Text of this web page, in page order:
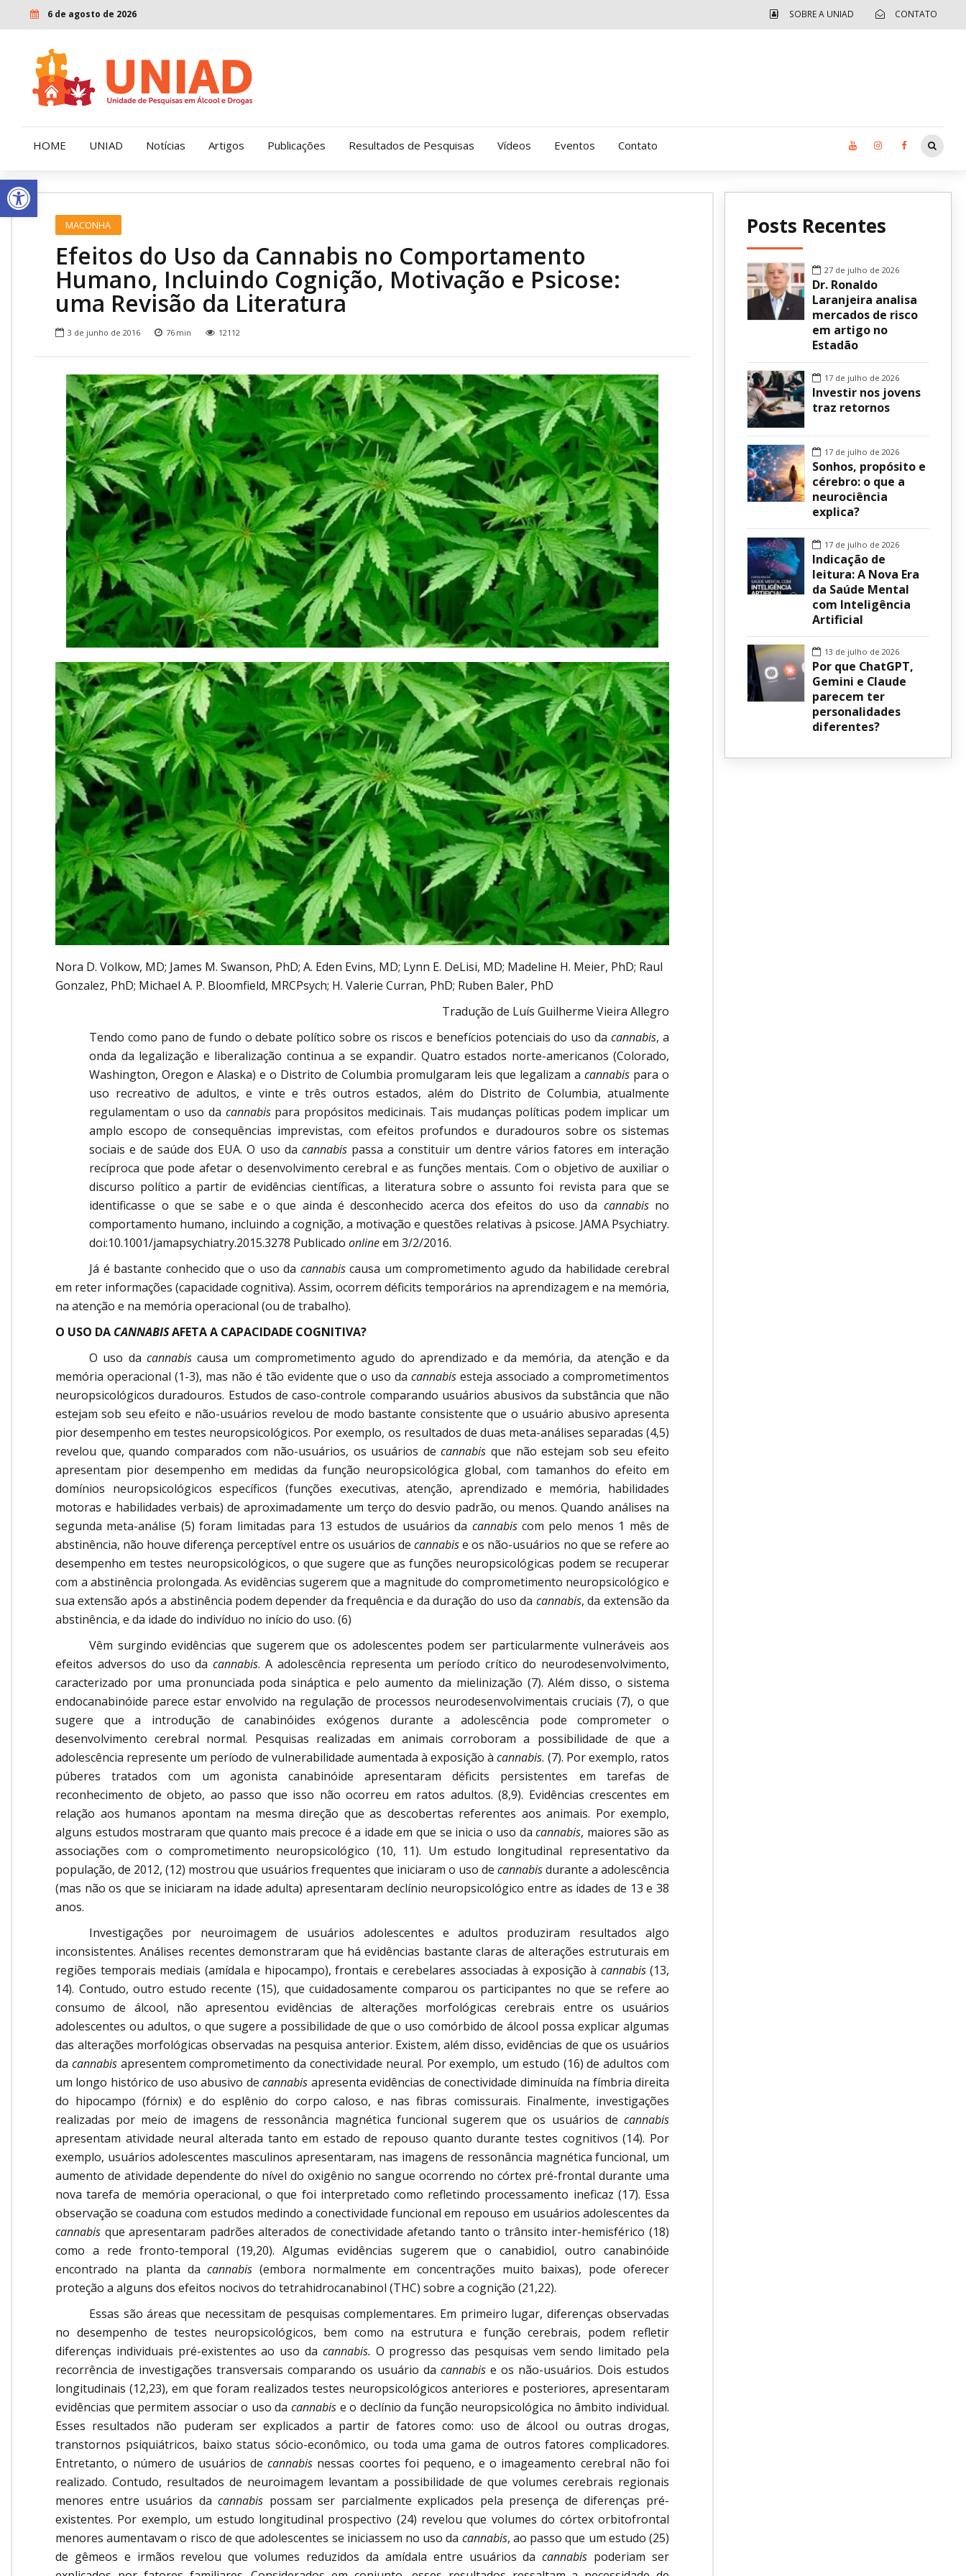
Open toolbar
6 de agosto de 2026 SOBRE A UNIAD CONTATO
HOME UNIAD
Nossa História
Nossa Missão e Valores
Ronaldo Laranjeira recebe prêmio ISAJE
Griffith Edwards
Amor-Exigente Independência Jovem – FOLIA
Revista UNIAD
Notícias Artigos Publicações Resultados de Pesquisas Vídeos Eventos Contato
MACONHA
Efeitos do Uso da Cannabis no Comportamento
Humano, Incluindo Cognição, Motivação e Psicose:
uma Revisão da Literatura
3 de junho de 2016 76 min 12112
Nora D. Volkow, MD; James M. Swanson, PhD; A. Eden Evins, MD; Lynn E. DeLisi, MD; Madeline H. Meier, PhD; Raul
Gonzalez, PhD; Michael A. P. Bloomfield, MRCPsych; H. Valerie Curran, PhD; Ruben Baler, PhD
Tradução de Luís Guilherme Vieira Allegro
Tendo como pano de fundo o debate político sobre os riscos e benefícios potenciais do uso dacannabis, a
onda da legalização e liberalização continua a se expandir. Quatro estados norte-americanos (Colorado,
Washington, Oregon e Alaska) e o Distrito de Columbia promulgaram leis que legalizam acannabis para o
uso recreativo de adultos, e vinte e três outros estados, além do Distrito de Columbia, atualmente
regulamentam o uso da cannabispara propósitos medicinais. Tais mudanças políticas podem implicar um
amplo escopo de consequências imprevistas, com efeitos profundos e duradouros sobre os sistemas
sociais e de saúde dos EUA. O uso da cannabis passa a constituir um dentre vários fatores em interação
recíproca que pode afetar o desenvolvimento cerebral e as funções mentais. Com o objetivo de auxiliar o
discurso político a partir de evidências científicas, a literatura sobre o assunto foi revista para que se
identificasse o que se sabe e o que ainda é desconhecido acerca dos efeitos do uso da cannabisno
comportamento humano, incluindo a cognição, a motivação e questões relativas à psicose. JAMA Psychiatry.
doi:10.1001/jamapsychiatry.2015.3278 Publicadoonlineem 3/2/2016.
Já é bastante conhecido que o uso da cannabiscausa um comprometimento agudo da habilidade cerebral
em reter informações (capacidade cognitiva). Assim, ocorrem déficits temporários na aprendizagem e na memória,
na atenção e na memória operacional (ou de trabalho).
O USO DA CANNABISAFETA A CAPACIDADE COGNITIVA?
O uso da cannabiscausa um comprometimento agudo do aprendizado e da memória, da atenção e da
memória operacional (1-3), mas não é tão evidente que o uso dacannabis esteja associado a comprometimentos
neuropsicológicos duradouros. Estudos de caso-controle comparando usuários abusivos da substância que não
estejam sob seu efeito e não-usuários revelou de modo bastante consistente que o usuário abusivo apresenta
pior desempenho em testes neuropsicológicos. Por exemplo, os resultados de duas meta-análises separadas (4,5)
revelou que, quando comparados com não-usuários, os usuários decannabisque não estejam sob seu efeito
apresentam pior desempenho em medidas da função neuropsicológica global, com tamanhos do efeito em
domínios neuropsicológicos específicos (funções executivas, atenção, aprendizado e memória, habilidades
motoras e habilidades verbais) de aproximadamente um terço do desvio padrão, ou menos. Quando análises na
segunda meta-análise (5) foram limitadas para 13 estudos de usuários da cannabiscom pelo menos 1 mês de
abstinência, não houve diferença perceptível entre os usuários decannabise os não-usuários no que se refere ao
desempenho em testes neuropsicológicos, o que sugere que as funções neuropsicológicas podem se recuperar
com a abstinência prolongada. As evidências sugerem que a magnitude do comprometimento neuropsicológico e
sua extensão após a abstinência podem depender da frequência e da duração do uso da cannabis, da extensão da
abstinência, e da idade do indivíduo no início do uso. (6)
Vêm surgindo evidências que sugerem que os adolescentes podem ser particularmente vulneráveis aos
efeitos adversos do uso dacannabis. A adolescência representa um período crítico do neurodesenvolvimento,
caracterizado por uma pronunciada poda sináptica e pelo aumento da mielinização (7). Além disso, o sistema
endocanabinóide parece estar envolvido na regulação de processos neurodesenvolvimentais cruciais (7), o que
sugere que a introdução de canabinóides exógenos durante a adolescência pode comprometer o
desenvolvimento cerebral normal. Pesquisas realizadas em animais corroboram a possibilidade de que a
adolescência represente um período de vulnerabilidade aumentada à exposição àcannabis. (7). Por exemplo, ratos
púberes tratados com um agonista canabinóide apresentaram déficits persistentes em tarefas de
reconhecimento de objeto, ao passo que isso não ocorreu em ratos adultos. (8,9). Evidências crescentes em
relação aos humanos apontam na mesma direção que as descobertas referentes aos animais. Por exemplo,
alguns estudos mostraram que quanto mais precoce é a idade em que se inicia o uso dacannabis, maiores são as
associações com o comprometimento neuropsicológico (10, 11). Um estudo longitudinal representativo da
população, de 2012, (12) mostrou que usuários frequentes que iniciaram o uso de cannabisdurante a adolescência
(mas não os que se iniciaram na idade adulta) apresentaram declínio neuropsicológico entre as idades de 13 e 38
anos.
Investigações por neuroimagem de usuários adolescentes e adultos produziram resultados algo
inconsistentes. Análises recentes demonstraram que há evidências bastante claras de alterações estruturais em
regiões temporais mediais (amídala e hipocampo), frontais e cerebelares associadas à exposição à cannabis(13,
14). Contudo, outro estudo recente (15), que cuidadosamente comparou os participantes no que se refere ao
consumo de álcool, não apresentou evidências de alterações morfológicas cerebrais entre os usuários
adolescentes ou adultos, o que sugere a possibilidade de que o uso comórbido de álcool possa explicar algumas
das alterações morfológicas observadas na pesquisa anterior. Existem, além disso, evidências de que os usuários
da cannabisapresentem comprometimento da conectividade neural. Por exemplo, um estudo (16) de adultos com
um longo histórico de uso abusivo decannabis apresenta evidências de conectividade diminuída na fímbria direita
do hipocampo (fórnix) e do esplênio do corpo caloso, e nas fibras comissurais. Finalmente, investigações
realizadas por meio de imagens de ressonância magnética funcional sugerem que os usuários de cannabis
apresentam atividade neural alterada tanto em estado de repouso quanto durante testes cognitivos (14). Por
exemplo, usuários adolescentes masculinos apresentaram, nas imagens de ressonância magnética funcional, um
aumento de atividade dependente do nível do oxigênio no sangue ocorrendo no córtex pré-frontal durante uma
nova tarefa de memória operacional, o que foi interpretado como refletindo processamento ineficaz (17). Essa
observação se coaduna com estudos medindo a conectividade funcional em repouso em usuários adolescentes da
cannabis que apresentaram padrões alterados de conectividade afetando tanto o trânsito inter-hemisférico (18)
como a rede fronto-temporal (19,20). Algumas evidências sugerem que o canabidiol, outro canabinóide
encontrado na planta dacannabis (embora normalmente em concentrações muito baixas), pode oferecer
proteção a alguns dos efeitos nocivos do tetrahidrocanabinol (THC) sobre a cognição (21,22).
Essas são áreas que necessitam de pesquisas complementares. Em primeiro lugar, diferenças observadas
no desempenho de testes neuropsicológicos, bem como na estrutura e função cerebrais, podem refletir
diferenças individuais pré-existentes ao uso da cannabis. O progresso das pesquisas vem sendo limitado pela
recorrência de investigações transversais comparando os usuário da cannabis e os não-usuários. Dois estudos
longitudinais (12,23), em que foram realizados testes neuropsicológicos anteriores e posteriores, apresentaram
evidências que permitem associar o uso da cannabis e o declínio da função neuropsicológica no âmbito individual.
Esses resultados não puderam ser explicados a partir de fatores como: uso de álcool ou outras drogas,
transtornos psiquiátricos, baixo status sócio-econômico, ou toda uma gama de outros fatores complicadores.
Entretanto, o número de usuários decannabis nessas coortes foi pequeno, e o imageamento cerebral não foi
realizado. Contudo, resultados de neuroimagem levantam a possibilidade de que volumes cerebrais regionais
menores entre usuários dacannabis possam ser parcialmente explicados pela presença de diferenças pré-
existentes. Por exemplo, um estudo longitudinal prospectivo (24) revelou que volumes do córtex orbitofrontal
menores aumentavam o risco de que adolescentes se iniciassem no uso da cannabis, ao passo que um estudo (25)
de gêmeos e irmãos revelou que volumes reduzidos da amídala entre usuários dacannabis poderiam ser
Posts Recentes
27 de julho de 2026
Dr. Ronaldo
Laranjeira analisa
mercados de risco
em artigo no
Estadão
17 de julho de 2026
Investir nos jovens
traz retornos
17 de julho de 2026
Sonhos, propósito e
cérebro: o que a
neurociência
explica?
17 de julho de 2026
Indicação de
leitura: A Nova Era
da Saúde Mental
com Inteligência
Artificial
13 de julho de 2026
Por que ChatGPT,
Gemini e Claude
parecem ter
personalidades
diferentes?